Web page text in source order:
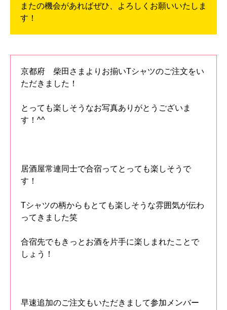
またの機会があればぜひ、よろしくお願いいたしま
す！
京都府 柴田さまよりお揃いTシャツのご注文をい
ただきました！
とっても楽しそうなお写真ありがとうございま
す！^^
居酒屋常連同士で合宿ってとっても楽しそうで
す！
Tシャツの柄からもとても楽しそうな雰囲気が伝わ
ってきました笑
合宿先でもきっとお酒を片手に楽しまれたことで
しょう！
早速追加のご注文もいただきまして参加メンバー